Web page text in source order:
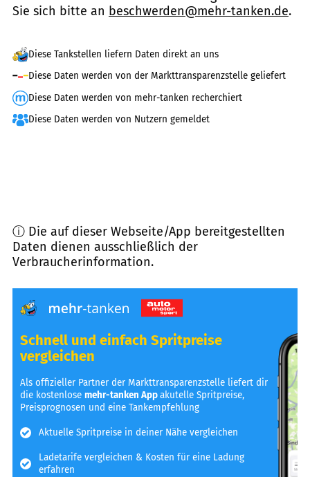
Sie sich bitte an beschwerden@mehr-tanken.de.
Diese Tankstellen liefern Daten direkt an uns
Diese Daten werden von der Markttransparenzstelle geliefert
Diese Daten werden von mehr-tanken recherchiert
Diese Daten werden von Nutzern gemeldet
ⓘ Die auf dieser Webseite/App bereitgestellten
Daten dienen ausschließlich der
Verbraucherinformation.
Schnell und einfach Spritpreise
vergleichen
Als offizieller Partner der Markttransparenzstelle liefert dir
die kostenlosemehr-tanken Appakutelle Spritpreise,
Preisprognosen und eine Tankempfehlung
Aktuelle Spritpreise in deiner Nähe vergleichen
Ladetarife vergleichen & Kosten für eine Ladung
erfahren